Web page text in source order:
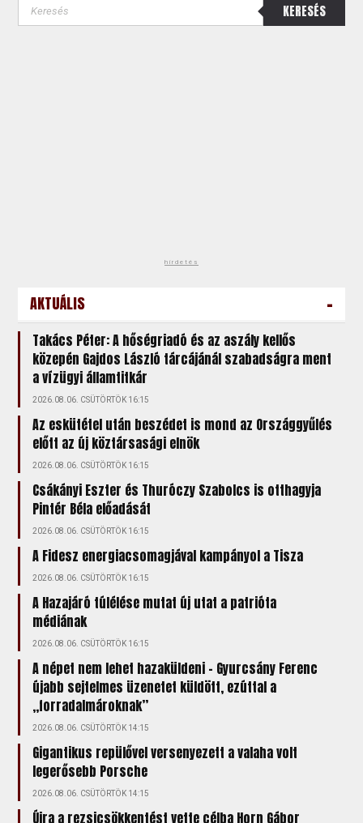
KERESÉS
hirdetés
AKTUÁLIS -
Takács Péter: A hőségriadó és az aszály kellős
közepén Gajdos László tárcájánál szabadságra ment
a vízügyi államtitkár
2026.08.06. CSÜTÖRTÖK 16:15
Az eskütétel után beszédet is mond az Országgyűlés
előtt az új köztársasági elnök
2026.08.06. CSÜTÖRTÖK 16:15
Csákányi Eszter és Thuróczy Szabolcs is otthagyja
Pintér Béla előadását
2026.08.06. CSÜTÖRTÖK 16:15
A Fidesz energiacsomagjával kampányol a Tisza
2026.08.06. CSÜTÖRTÖK 16:15
A Hazajáró túlélése mutat új utat a patrióta
médiának
2026.08.06. CSÜTÖRTÖK 16:15
A népet nem lehet hazaküldeni – Gyurcsány Ferenc
újabb sejtelmes üzenetet küldött, ezúttal a
„forradalmároknak”
2026.08.06. CSÜTÖRTÖK 14:15
Gigantikus repülővel versenyezett a valaha volt
legerősebb Porsche
2026.08.06. CSÜTÖRTÖK 14:15
Újra a rezsicsökkentést vette célba Horn Gábor